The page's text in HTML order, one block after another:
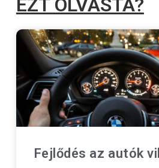
Fejlődés az autók